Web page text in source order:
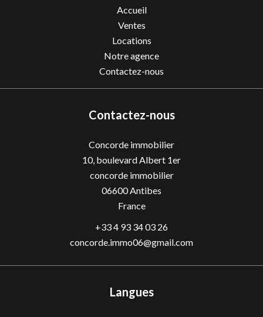
Accueil
Ventes
Locations
Notre agence
Contactez-nous
Contactez-nous
Concorde immobilier
10, boulevard Albert 1er
concorde immobilier
06600Antibes
France
+33 4 93 34 03 26
concorde.immo06@gmail.com
Langues